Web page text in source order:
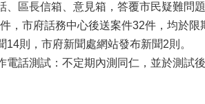
、區長信箱、意見箱，答覆市民疑難問
，市府話務中心後送案件32件，均於限
14則，市府新聞處網站發布新聞2則。
電話測試：不定期內測同仁，並於測試